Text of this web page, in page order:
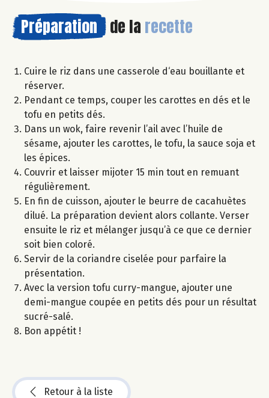
Préparation de la recette
Cuire le riz dans une casserole d‘eau bouillante et
réserver.
Pendant ce temps, couper les carottes en dés et le
tofu en petits dés.
Dans un wok, faire revenir l’ail avec l’huile de
sésame, ajouter les carottes, le tofu, la sauce soja et
les épices.
Couvrir et laisser mijoter 15 min tout en remuant
régulièrement.
En fin de cuisson, ajouter le beurre de cacahuètes
dilué. La préparation devient alors collante. Verser
ensuite le riz et mélanger jusqu’à ce que ce dernier
soit bien coloré.
Servir de la coriandre ciselée pour parfaire la
présentation.
Avec la version tofu curry-mangue, ajouter une
demi-mangue coupée en petits dés pour un résultat
sucré-salé.
Bon appétit !
Retour à la liste